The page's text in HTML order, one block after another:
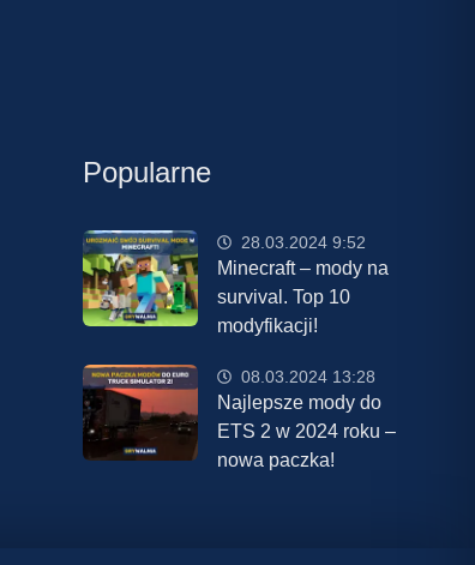
Popularne
28.03.2024 9:52
Minecraft – mody na
survival. Top 10
modyfikacji!
08.03.2024 13:28
Najlepsze mody do
ETS 2 w 2024 roku –
nowa paczka!